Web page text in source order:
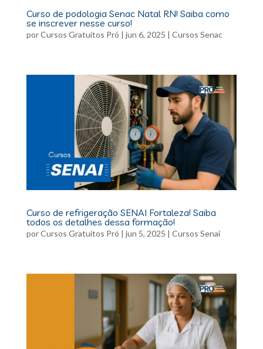
Curso de podologia Senac Natal RN! Saiba como
se inscrever nesse curso!
porCursos Gratuitos Pró | jun 6, 2025 | Cursos Senac
Curso de refrigeração SENAI Fortaleza! Saiba
todos os detalhes dessa formação!
porCursos Gratuitos Pró | jun 5, 2025 | Cursos Senai